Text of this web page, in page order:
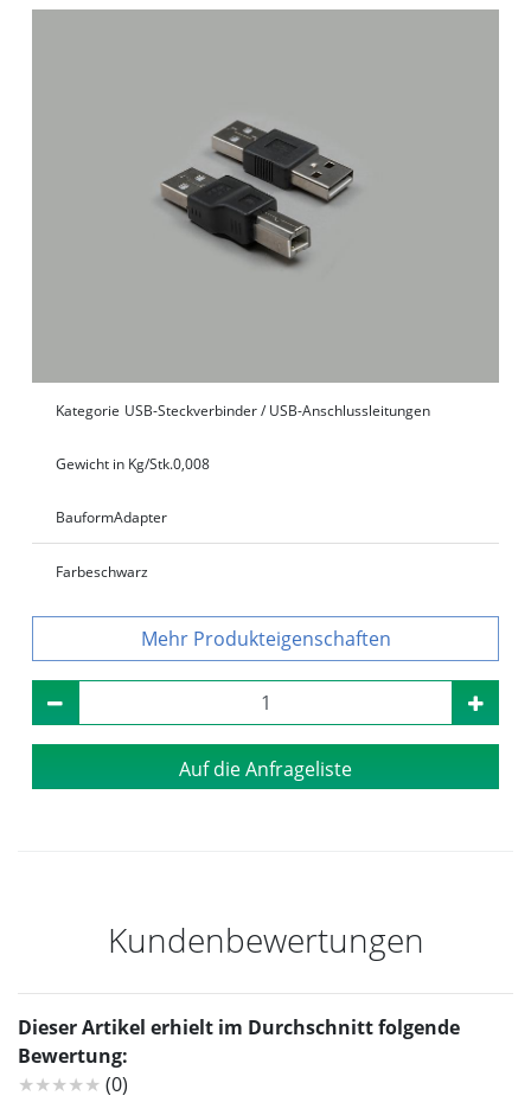
Kategorie USB-Steckverbinder / USB-Anschlussleitungen
Gewicht in Kg/Stk.0,008
BauformAdapter
Farbeschwarz
Produkteigenschaften
Auf die Anfrageliste
Kundenbewertungen
Dieser Artikel erhielt im Durchschnitt folgende
Bewertung:
★★★★★ (0)